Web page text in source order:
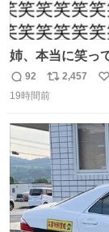
姉、本当に笑っ
返
信
92
リ
ポ
ト
数
2,457
い
数
19時間前